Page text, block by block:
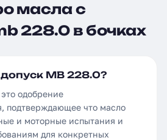
масла с
228.0 в бочках
MB 228.0?
одобрение
подтверждающее что масло
и моторные испытания и
для конкретных